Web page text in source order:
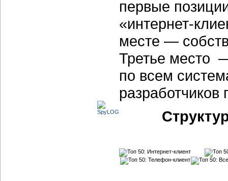
первые
«интернет-
месте —
Третье место
по всем